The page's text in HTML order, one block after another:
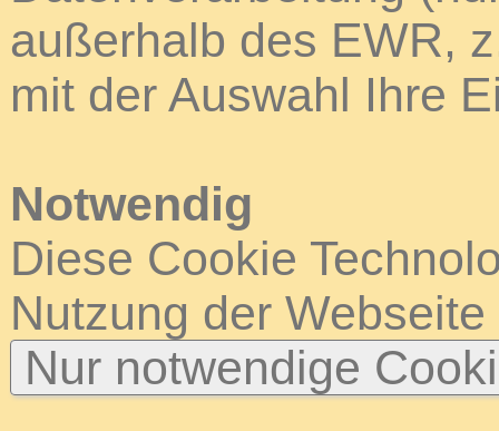
außerhalb des EWR,
mit der Auswahl Ihre
Notwendig
Diese Cookie
Nutzung der
Nur notwendige